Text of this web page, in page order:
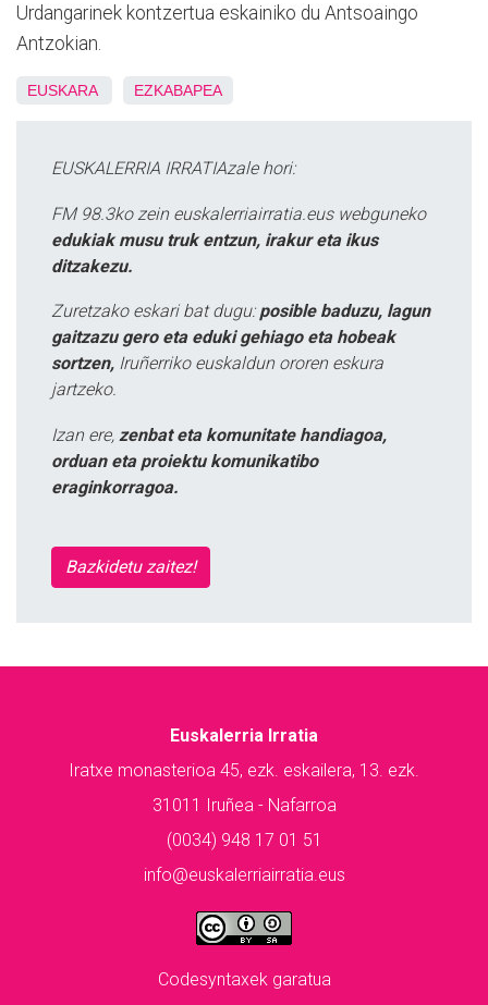
Urdangarinek kontzertua eskainiko du Antsoaingo
Antzokian.
EUSKARA EZKABAPEA
EUSKALERRIA IRRATIAzale hori:
FM 98.3ko zein euskalerriairratia.eus webguneko
edukiak musu truk entzun, irakur eta ikus
ditzakezu.
Zuretzako eskari bat dugu: posible baduzu, lagun
gaitzazu gero eta eduki gehiago eta hobeak
sortzen, Iruñerriko euskaldun ororen eskura
jartzeko.
Izan ere, zenbat eta komunitate handiagoa,
orduan eta proiektu komunikatibo
eraginkorragoa.
Bazkidetu zaitez!
Euskalerria Irratia
Iratxe monasterioa 45, ezk. eskailera, 13. ezk.
31011 Iruñea - Nafarroa
(0034) 948 17 01 51
info@euskalerriairratia.eus
Codesyntaxek garatua